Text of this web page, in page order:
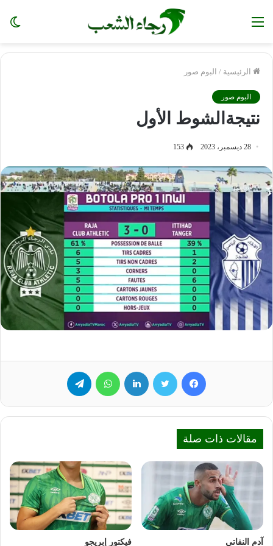
القائمة
الرئيسية / البوم صور
البوم صور
نتيجةالشوط الأول
28 ديسمبر، 2023 153
فيسبوك تويتر لينكدإن واتساب
مقالات ذات صلة
آدم النفاتي فيكتور إبريجو